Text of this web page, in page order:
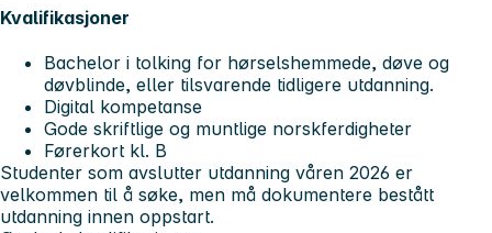
Kvalifikasjoner
Bachelor i tolking for hørselshemmede, døve og
døvblinde, eller tilsvarende tidligere utdanning.
Digital kompetanse
Gode skriftlige og muntlige norskferdigheter
Førerkort kl. B
Studenter som avslutter utdanning våren 2026 er
velkommen til å søke, men må dokumentere bestått
utdanning innen oppstart.